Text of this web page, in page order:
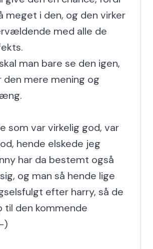
meget i den, og den virker
med alle de
man bare se den igen,
den mere mening og
som var virkelig god, var
hende elskede jeg
har da bestemt også
og man så hende lige
efter harry, så de
til den kommende
)